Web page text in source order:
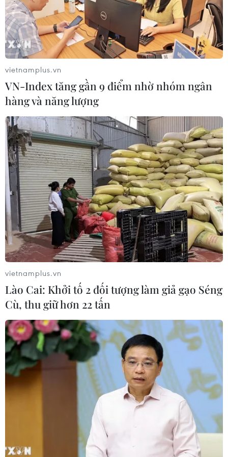
Động lực mới cho hợp tác thương
mại Việt Nam-Australia
08/08/2026 12:20
Mỹ chi hơn 2 tỷ USD thúc đẩy ngành
pin và khoáng sản nội địa
08/08/2026 08:16
Chủ sân Azteca lỗ hơn 47 triệu USD vì
World Cup 2026
08/08/2026 06:43
Xem thêm
CƠ QUAN CHỦ QUẢN: THÔNG TẤN XÃ VIỆT NAM
Tổng Biên tập: TRẦN TIẾN DUẨN
Phó Tổng Biên tập: NGUYỄN THỊ TÁM, KHÚC THANH
THỦY
Sở hữu trí tuệ
Quy định sử dụng
Dịch vụ tin
vietnamplus.vn
VN-Index tăng gần 9 điểm nhờ nhóm ngân
hàng và năng lượng
vietnamplus.vn
Lào Cai: Khởi tố 2 đối tượng làm giả gạo Séng
Cù, thu giữ hơn 22 tấn